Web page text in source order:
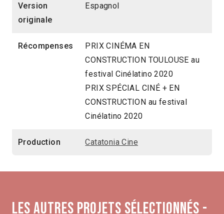
Version
originale
Espagnol
Récompenses
PRIX CINÉMA EN
CONSTRUCTION TOULOUSE au
festival Cinélatino 2020
PRIX SPÉCIAL CINÉ + EN
CONSTRUCTION au festival
Cinélatino 2020
Production Catatonia Cine
Les autres projets sélectionnés -